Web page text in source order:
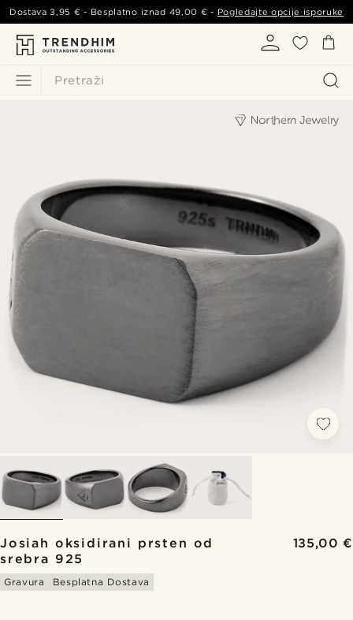
Pretraži
Dostava3,95 € - Besplatno iznad 49,00 € - Pogledajte opcije isporuke
Josiah oksidirani prsten od
srebra 925
135,00 €
Gravura Besplatna Dostava